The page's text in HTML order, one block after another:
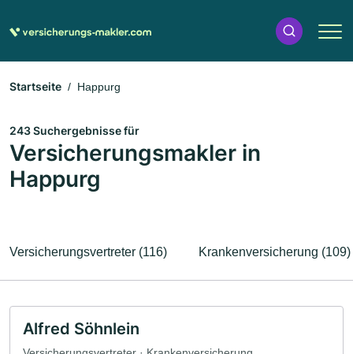
Startseite Happurg
243 Suchergebnisse für
Versicherungsmakler in
Happurg
Versicherungsvertreter (116) Krankenversicherung (109)
Alfred Söhnlein